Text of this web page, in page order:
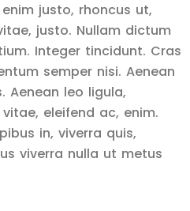
justo, rhoncus ut,
justo. Nullam dictum
Integer tincidunt. Cras
semper nisi. Aenean
Aenean leo ligula,
eleifend ac, enim.
in, viverra quis,
viverra nulla ut metus